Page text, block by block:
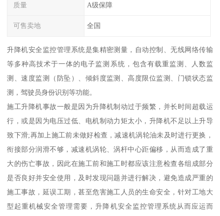
质量 A级保障
可售卖地 全国
升降机安全监控管理系统是集精密测量，自动控制、无线网络传输
等多种高技术于一体的电子监测系统，包含有载重监测、人数监
测、速度监测（防坠）、倾斜度监测、高度限位监测、门锁状态监
测，驾驶员身份识别等功能。
施工升降机事故一般是因为升降机制动过于频繁，并长时间超载运
行，或是因为电压过低、电机制动力矩太小，升降机不足以上升导
致下滑;再加上施工前未做好检查，减速机涡轮油未及时进行更换，
衔接部分润滑不够，减速机涡轮、涡杆中心距偏移，从而造成了重
大的伤亡事故，因此在施工前和施工时都应该注意检查各组成部分
是否良好并安全使用，及时发现问题并进行解决，避免造成严重的
施工事故，延误工期，甚至危害施工人员的生命安全，针对工地大
型起重机械安全管理需要，升降机安全监控管理系统从而应运而